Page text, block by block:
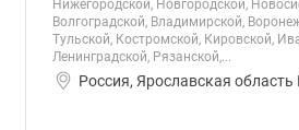
Нижегородской, Новгородской,
Волгоградской, Владимирской,
Тульской, Костромской, Кировской,
Ленинградской, Рязанской,...
Россия, Ярославская